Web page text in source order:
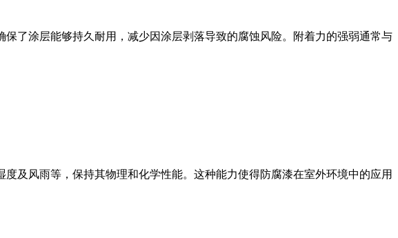
涂层能够持久耐用，减少因涂层剥落导致的腐蚀风险。附着力的强弱通常与
风雨等，保持其物理和化学性能。这种能力使得防腐漆在室外环境中的应用